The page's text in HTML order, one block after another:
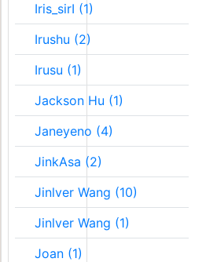
Iris_sirI (1)
Irushu (2)
Irusu (1)
Jackson Hu (1)
Janeyeno (4)
JinkAsa (2)
Jinlver Wang (10)
Jinlver Wang (1)
Joan (1)